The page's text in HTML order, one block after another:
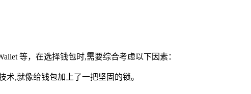
等，在选择钱包时,需要综合考虑以下因素：
,就像给钱包加上了一把坚固的锁。